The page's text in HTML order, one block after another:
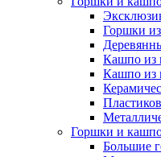
Горшки
Кашпо из
Кашпо из
Горшки и
Большие